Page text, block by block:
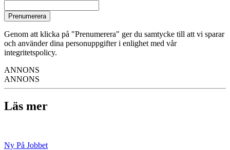
Prenumerera
Genom att klicka på "Prenumerera" ger du samtycke till att vi sparar
och använder dina personuppgifter i enlighet med vår
integritetspolicy.
ANNONS
ANNONS
Läs mer
Ny På Jobbet